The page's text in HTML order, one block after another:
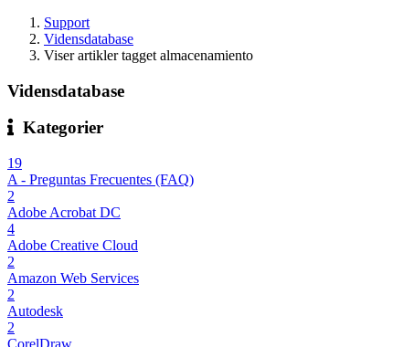
Support
Vidensdatabase
Viser artikler tagget almacenamiento
Vidensdatabase
Kategorier
19
A - Preguntas Frecuentes (FAQ)
2
Adobe Acrobat DC
4
Adobe Creative Cloud
2
Amazon Web Services
2
Autodesk
2